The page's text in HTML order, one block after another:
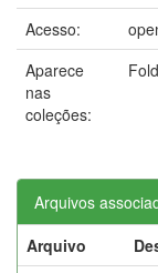
Acesso:
Aparece
nas
coleções:
Arquivos
Arquivo